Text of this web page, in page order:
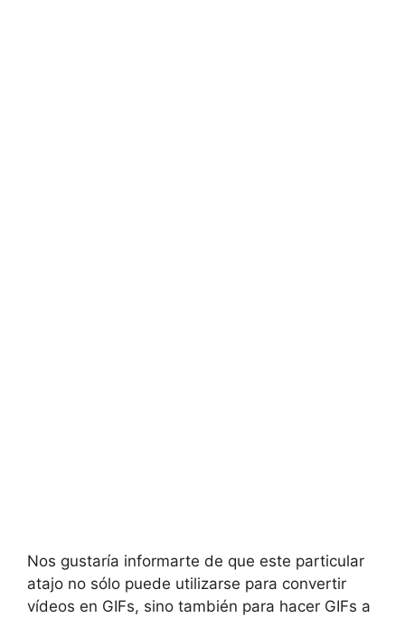
Nos gustaría informarte de que este particular
atajo no sólo puede utilizarse para convertir
vídeos en GIFs, sino también para hacer GIFs a